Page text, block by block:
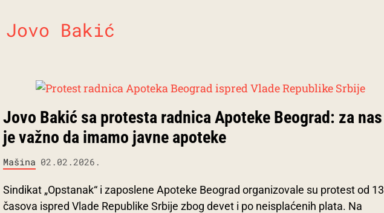
Jovo Bakić
Jovo Bakić sa protesta radnica Apoteke Beograd: za nas
je važno da imamo javne apoteke
Mašina 02.02.2026.
Sindikat „Opstanak“ i zaposlene Apoteke Beograd organizovale su protest od 13
časova ispred Vlade Republike Srbije zbog devet i po neisplaćenih plata. Na